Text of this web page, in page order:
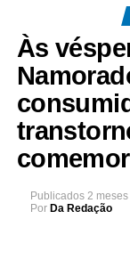
Às
Publicados 2
Por Da Redação